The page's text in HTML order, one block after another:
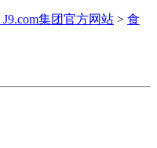
J9.com集团官方网站 > 食